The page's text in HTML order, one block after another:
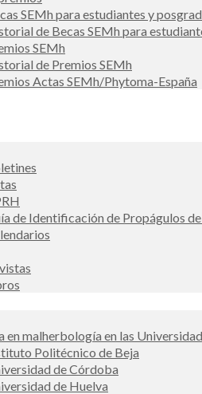
SEMh para estudiantes y
de Becas SEMh para
SEMh
de Premios SEMh
Actas SEMh/Phytoma-España
de Identificación de Propágulos
en malherbología en las
Politécnico de Beja
de Córdoba
de Huelva